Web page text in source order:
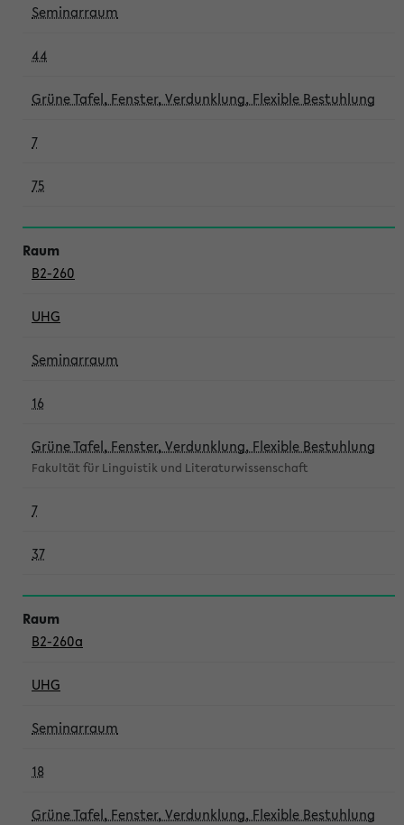
Seminarraum
44
Grüne Tafel, Fenster, Verdunklung, Flexible Bestuhlung
7
75
B2-260
UHG
Seminarraum
16
Grüne Tafel, Fenster, Verdunklung, Flexible Bestuhlung
Fakultät für Linguistik und Literaturwissenschaft
7
37
B2-260a
UHG
Seminarraum
18
Grüne Tafel, Fenster, Verdunklung, Flexible Bestuhlung